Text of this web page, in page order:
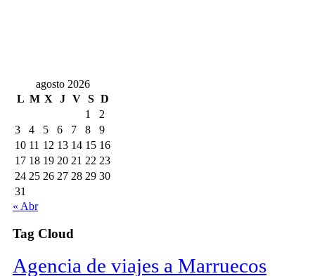
agosto 2026
L M X J V S D
1
2
3
4 5 6 7 8
9
10 11 12 13 14 15 16
17 18 19 20 21 22 23
24 25 26 27 28 29 30
31
« Abr
Tag Cloud
Agencia de viajes a Marruecos